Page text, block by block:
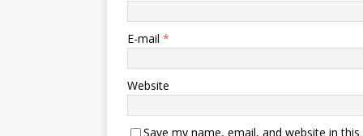
E-mail *
Website
Save my name, email, and website in